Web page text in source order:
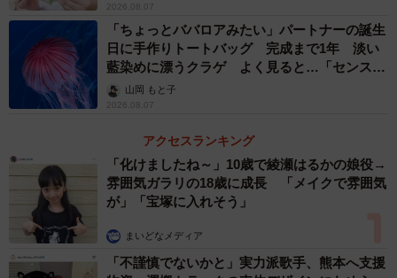
【男性・年代別】セカンドパートナーがいて良かったこと（提供画像）
2026.08.07
「ちょっとババロアみたい」パートナーの誕生
日に手作りトートバッグ 完成まで1年 淡い
藍染めに漂うクラゲ よく見ると…「センスす
ごい」山岡 もと子
2026.08.07
アクセスランキング
「化けましたね～」10歳で綾瀬はるかの娘役→
雰囲気ガラリの18歳に成長 「メイクで雰囲気
が」「宝塚に入れそう」
まいどなメディア
「不謹慎でないかと」実力派歌手、熊本へ支援